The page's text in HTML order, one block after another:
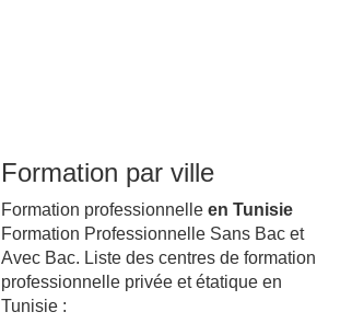
Formation par ville
Formation professionnelle en Tunisie
Formation Professionnelle Sans Bac et
Avec Bac. Liste des centres de formation
professionnelle privée et étatique en
Tunisie :